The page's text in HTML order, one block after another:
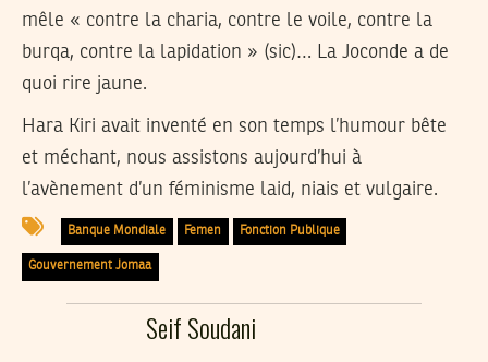
mêle « contre la charia, contre le voile, contre la
burqa, contre la lapidation » (sic)… La Joconde a de
quoi rire jaune.
Hara Kiri avait inventé en son temps l’humour bête
et méchant, nous assistons aujourd’hui à
l’avènement d’un féminisme laid, niais et vulgaire.
Banque Mondiale Femen Fonction Publique
Gouvernement Jomaa
Seif Soudani